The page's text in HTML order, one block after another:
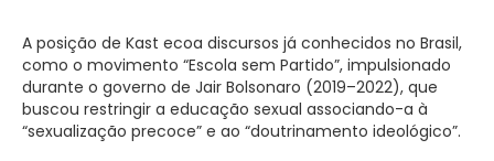
A posição de Kast ecoa discursos já conhecidos no Brasil,
como o movimento “Escola sem Partido”, impulsionado
durante o governo de Jair Bolsonaro (2019–2022), que
buscou restringir a educação sexual associando-a à
“sexualização precoce” e ao “doutrinamento ideológico”.